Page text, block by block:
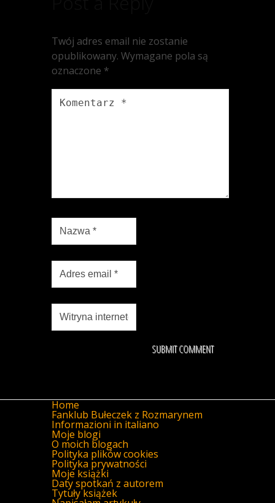
Twój adres email nie zostanie
opublikowany. Wymagane pola są
oznaczone *
Home
Fanklub Bułeczek z Rozmarynem
Informazioni in italiano
Moje blogi
O moich blogach
Polityka plików cookies
Polityka prywatności
Moje książki
Daty spotkań z autorem
Tytuły książek